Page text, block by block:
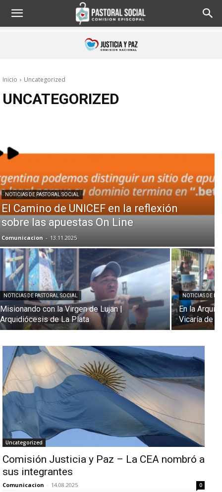
Inicio Uncategorized
UNCATEGORIZED
NOTICIAS DE PASTORAL SOCIAL
El Camino de UNICEF en la reflexión
sobre las apuestas On Line
Comunicacion - 13.11.2025
NOTICIAS DE PASTORAL SOCIAL
Misionando con la Virgen de Lujan |
Arquidiócesis de La Plata
NOTICIAS DE
En la
Vicaría de
Uncategorized
Comisión Justicia y Paz – La CEA nombró a
sus integrantes
Comunicacion - 14.08.2025 0